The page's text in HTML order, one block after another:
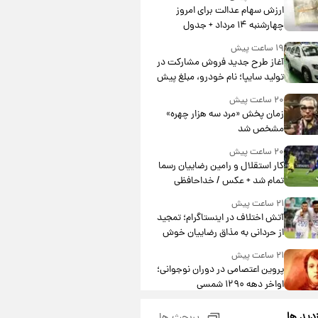
ارزش سهام عدالت برای امروز
چهارشنبه ۱۴ مرداد + جدول
۱۹ ساعت پیش
آغاز طرح جدید فروش مشارکت در
تولید سایپا؛ نام خودرو، مبلغ پیش
مشارکت چند درصد است؟
۲۰ ساعت پیش
زمان پخش «مرد سه هزار چهره»
مشخص شد
۲۰ ساعت پیش
کار استقلال و رامین رضاییان رسما
تمام شد + عکس / خداحافظی
صمیمانه آبی ها با رامین!
۲۱ ساعت پیش
آتش اختلاف در اینستاگرام؛ تمجید
از حردانی به مذاق رضاییان خوش
نیامد+عکس
۲۱ ساعت پیش
پروین اعتصامی در دوران نوجوانی؛
اواخر دهه ۱۲۹۰ شمسی